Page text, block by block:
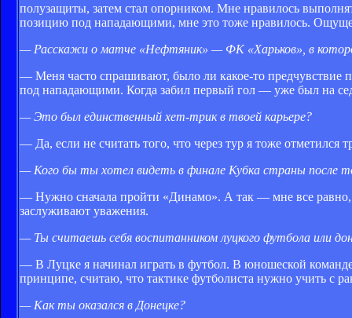
полузащиты, затем стал опорником. Мне нравилось
позицию под нападающими, мне это тоже нравилось.
— Расскажи о матче «Нефтяник» — ФК «Харьков», в
— Меня часто спрашивают, было ли какое-то предчувствие
под нападающими. Когда забил первый гол — уже был на
— Это был единственный хет-трик в твоей карьере?
— Да, если не считать того, что через тур я тоже отметился
— Кого бы ты хотел видеть в финале Кубка страны после
— Нужно сначала пройти «Динамо». А так — мне все
заслуживают уважения.
— Ты считаешь себя воспитанником луцкого футбола или
— В Луцке я начинал играть в футбол. В юношеской
принципе, считаю, что тактике футболиста нужно учить с
— Как ты оказался в Донецке?